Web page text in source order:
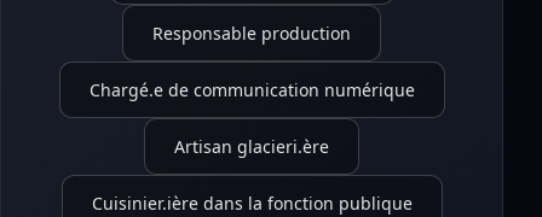
Responsable production
Chargé.e de communication numérique
Artisan glacieri.ère
Cuisinier.ière dans la fonction publique